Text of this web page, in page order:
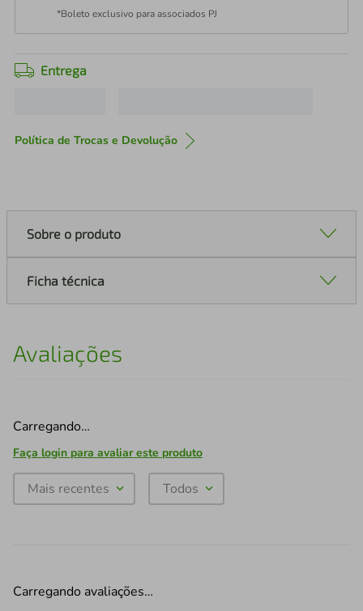
*Boleto exclusivo para associados PJ
Entrega
Política de Trocas e Devolução
Sobre o produto
Ficha técnica
Avaliações
Carregando…
Faça login para avaliar este produto
Mais recentes Todos
Carregando avaliações…